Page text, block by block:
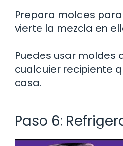
Prepara moldes
vierte la mezcla en
Puedes usar moldes
cualquier recipiente
casa.
Paso 6: